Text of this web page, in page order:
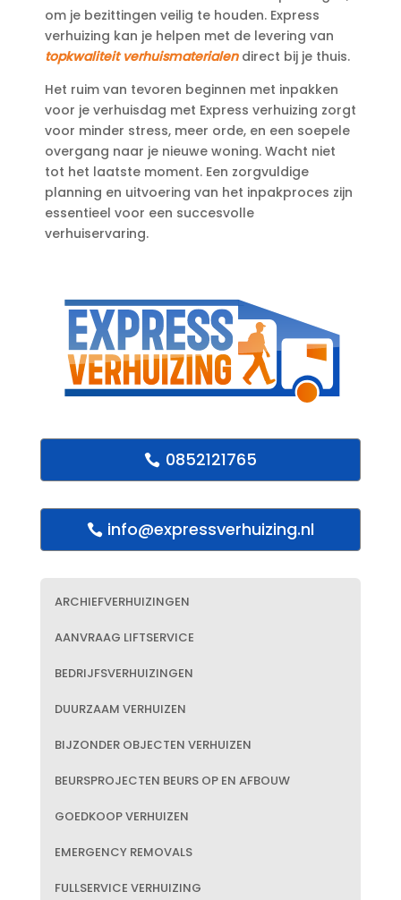
om je bezittingen veilig te houden.​ Express
verhuizing kan je helpen met de levering van
topkwaliteit verhuismaterialendirect bij je thuis.​
Het ruim van tevoren beginnen met inpakken
voor je verhuisdag met Express verhuizing zorgt
voor minder stress, meer orde, en een soepele
overgang naar je nieuwe woning.​ Wacht niet
tot het laatste moment.​ Een zorgvuldige
planning en uitvoering van het inpakproces zijn
essentieel voor een succesvolle
verhuiservaring.​
0852121765
info@expressverhuizing.nl
ARCHIEFVERHUIZINGEN
AANVRAAG LIFTSERVICE
BEDRIJFSVERHUIZINGEN
DUURZAAM VERHUIZEN
BIJZONDER OBJECTEN VERHUIZEN
BEURSPROJECTEN BEURS OP EN AFBOUW
GOEDKOOP VERHUIZEN
EMERGENCY REMOVALS
FULLSERVICE VERHUIZING